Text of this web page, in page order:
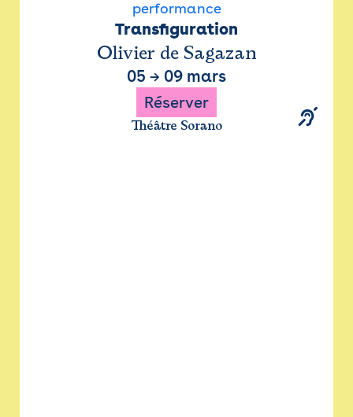
performance
Transfiguration
Olivier de Sagazan
05 → 09 mars
Réserver
Théâtre Sorano